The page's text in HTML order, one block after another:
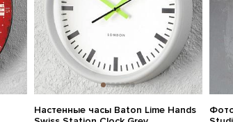
Настенные часы Baton Lime Hands